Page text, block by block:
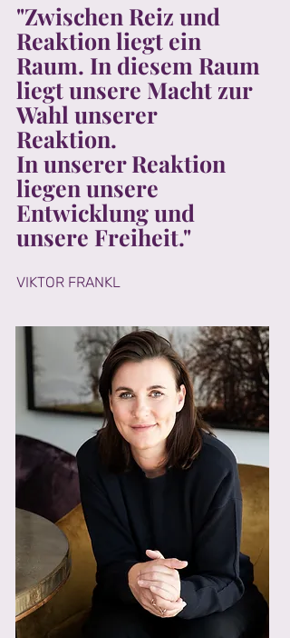
"Zwischen Reiz und
Reaktion liegt ein
Raum. In diesem Raum
liegt unsere Macht zur
Wahl unserer
Reaktion.
In unserer Reaktion
liegen unsere
Entwicklung und
unsere Freiheit."
VIKTOR FRANKL